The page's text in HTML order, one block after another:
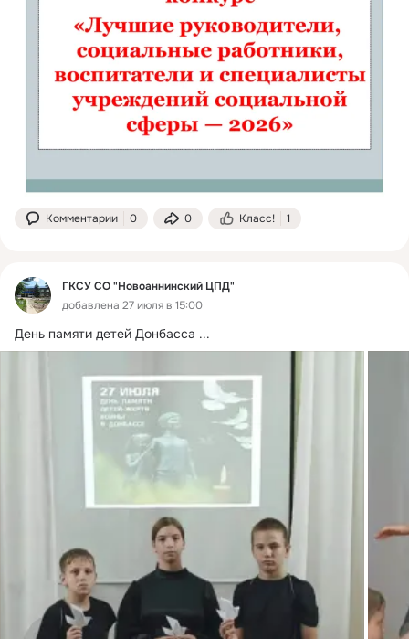
Комментарии 0 0 Класс! 1
ГКСУ СО "Новоаннинский ЦПД"
добавлена 27 июля в 15:00
День памяти детей Донбасса ...